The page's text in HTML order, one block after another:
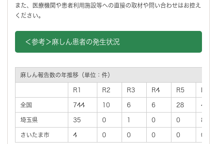
また、医療機関や患者利用施設等への直接の取材や問い合わせはお控え
ください。
＜参考＞麻しん患者の発生状況
麻しん報告数の年推移（単位：件）
R1 R2 R3 R4 R5
全国 744 10 6 6 28 45
埼玉県 35 0 1 0 0 8
さいたま市 4 0 0 0 0 0